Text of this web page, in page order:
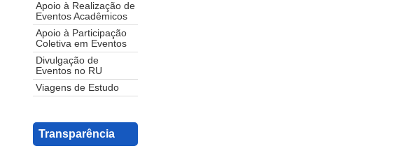
Apoio à Realização de
Eventos Acadêmicos
Apoio à Participação
Coletiva em Eventos
Divulgação de
Eventos no RU
Viagens de Estudo
Transparência